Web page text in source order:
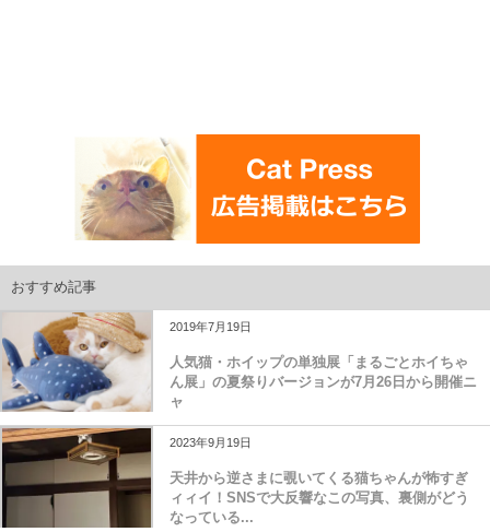
おすすめ記事
2019年7月19日
人気猫・ホイップの単独展「まるごとホイちゃ
ん展」の夏祭りバージョンが7月26日から開催ニ
ャ
2023年9月19日
天井から逆さまに覗いてくる猫ちゃんが怖すぎ
ィィイ！SNSで大反響なこの写真、裏側がどう
なっている...